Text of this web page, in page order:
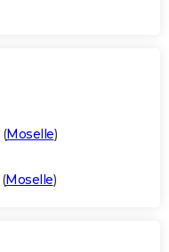
(Moselle)
(Moselle)